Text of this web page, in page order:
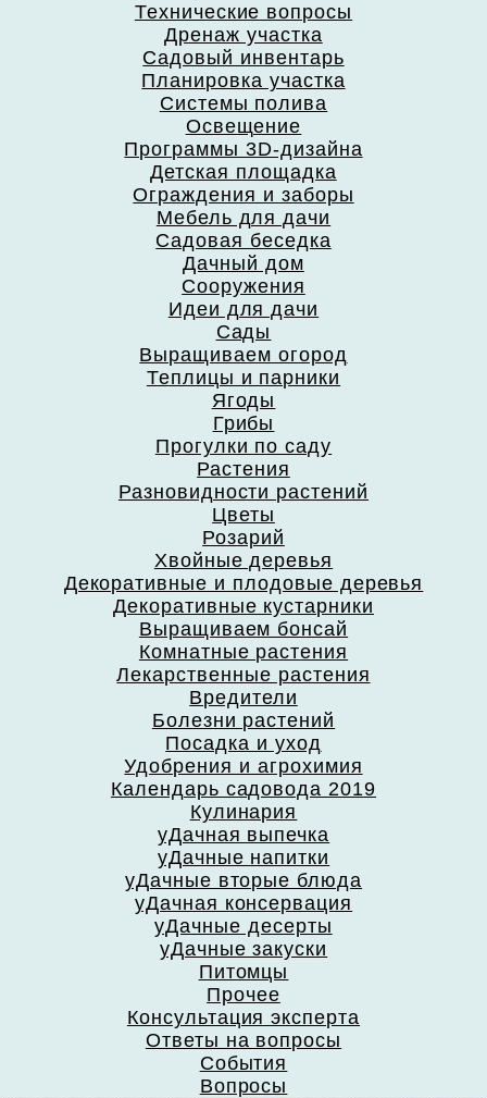
Технические вопросы
Дренаж участка
Садовый инвентарь
Планировка участка
Системы полива
Освещение
Программы 3D-дизайна
Детская площадка
Ограждения и заборы
Мебель для дачи
Садовая беседка
Дачный дом
Сооружения
Идеи для дачи
Сады
Выращиваем огород
Теплицы и парники
Ягоды
Грибы
Прогулки по саду
Растения
Разновидности растений
Цветы
Розарий
Хвойные деревья
Декоративные и плодовые деревья
Декоративные кустарники
Выращиваем бонсай
Комнатные растения
Лекарственные растения
Вредители
Болезни растений
Посадка и уход
Удобрения и агрохимия
Календарь садовода 2019
Кулинария
уДачная выпечка
уДачные напитки
уДачные вторые блюда
уДачная консервация
уДачные десерты
уДачные закуски
Питомцы
Прочее
Консультация эксперта
Ответы на вопросы
События
Вопросы